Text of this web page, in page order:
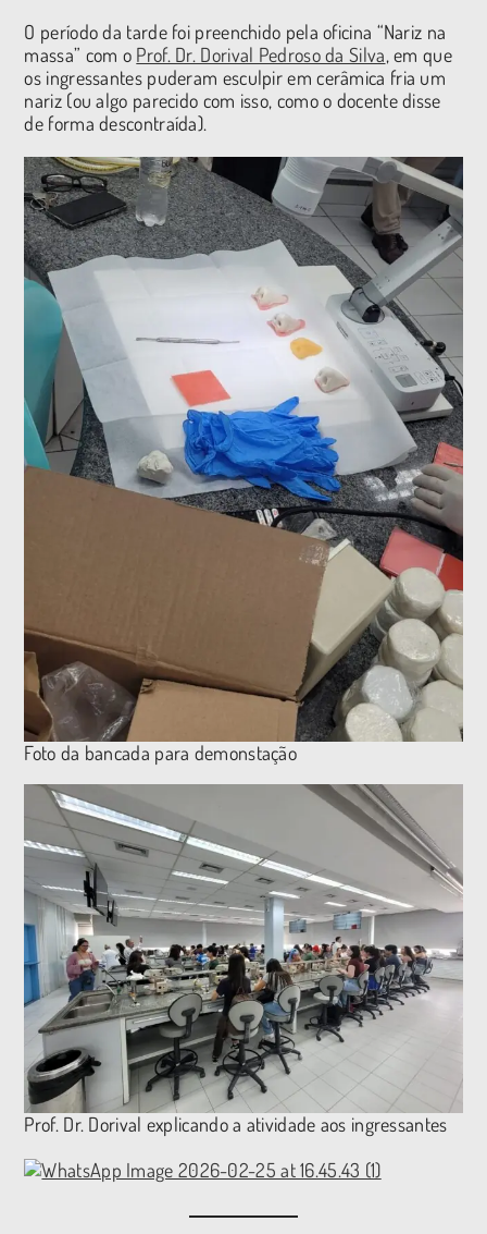
O período da tarde foi preenchido pela oficina “Nariz na
massa” com o Prof. Dr. Dorival Pedroso da Silva, em que
os ingressantes puderam esculpir em cerâmica fria um
nariz (ou algo parecido com isso, como o docente disse
de forma descontraída).
Foto da bancada para demonstação
Prof. Dr. Dorival explicando a atividade aos ingressantes